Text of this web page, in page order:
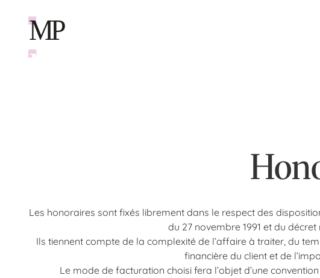
MP
M
Les honoraires sont fixés librement dans le respect des
du 27 novembre 1991 et du
Ils tiennent compte de la complexité de l’affaire à traiter, du
financière du client et de
Le mode de facturation choisi fera l’objet d’une